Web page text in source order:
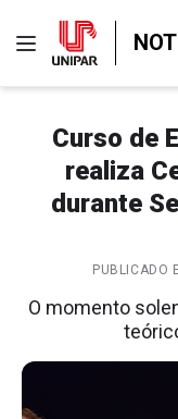
Curso de
realiza
durante
PUBLICADO
O momento